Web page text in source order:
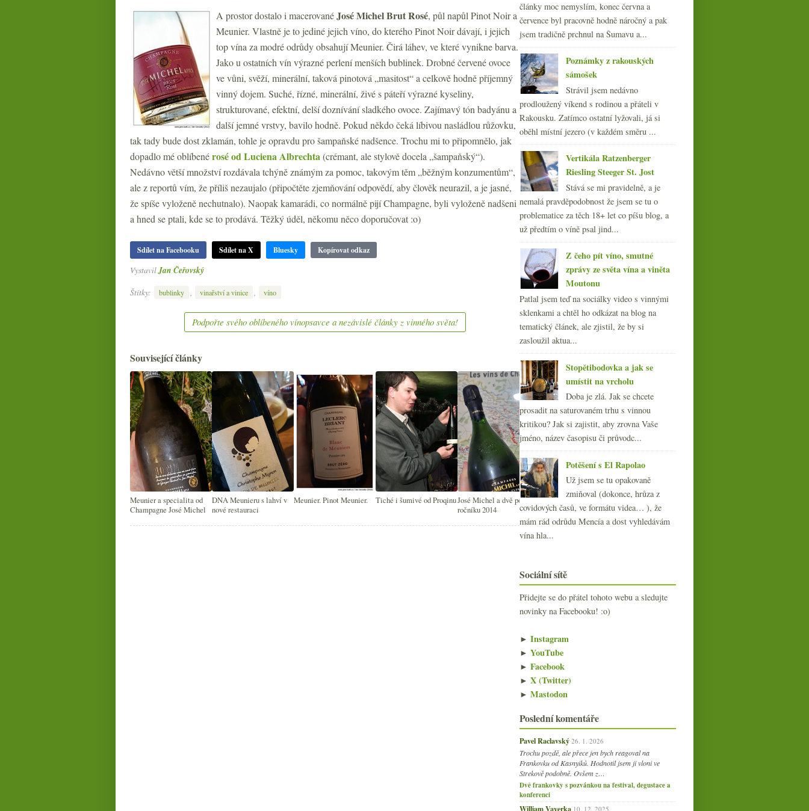
A prostor dostalo i macerovanéJosé Michel Brut Rosé, půl napůl Pinot Noir a
Meunier. Vlastně je to jediné jejich víno, do kterého Pinot Noir dávají, i jejich
top vína za modré odrůdy obsahují Meunier. Čirá láhev, ve které vynikne barva.
Jako u ostatních vín výrazné perlení menších bublinek. Drobné červené ovoce
ve vůni, svěží, minerální, taková pinotová „masitost“ a celkově hodně příjemný
vinný dojem. Suché, řízné, minerální, živé s páteří výrazné kyseliny,
strukturované, efektní, delší doznívání sladkého ovoce. Zajímavý tón badyánu a
další jemné vrstvy, bavilo hodně. Pokud někdo čeká líbivou nasládlou růžovku,
tak tady bude dost zklamán, tohle je opravdu pro šampaňské nadšence. Trochu mi to připomnělo, jak
dopadlo mé oblíbenérosé od Luciena Albrechta(crémant, ale stylově docela „šampaňský“).
Nedávno větší množství rozdávala tchýně známým za pomoc, takovým těm „běžným konzumentům“,
ale z reportů vím, že příliš nezaujalo (připočtěte zjemňování odpovědí, aby člověk neurazil, a je jasné,
že spíše vyloženě nechutnalo). Naopak kamarádi, co normálně pijí Champagne, byli vyloženě nadšeni
a hned se ptali, kde se to prodává. Těžký úděl, někomu něco doporučovat :o)
Sdílet na Facebooku Sdílet na X Bluesky Kopírovat odkaz
VystavilJan Čeřovský
Štítky:
bublinky vinařství a vinice víno
Podpořte svého oblíbeného vínopsavce a nezávislé články z vinného světa!
Související články
Meunier a specialita od
Champagne José Michel
DNA Meunieru s lahví v
nové restauraci
Meunier. Pinot Meunier. Tiché i šumivé od ProqinuJosé Michel a dvě podoby
ročníku 2014
Jahody a vyzrálé
ročníkové šumivé rosé
články moc nemyslím, konec června a
července byl pracovně hodně náročný a pak
jsem tradičně prchnul na Šumavu a...
Poznámky z rakouských
sámošek
Strávil jsem nedávno
prodloužený víkend s rodinou a přáteli v
Rakousku. Zatímco ostatní lyžovali, já si
oběhl místní jezero (v každém směru ...
Vertikála Ratzenberger
Riesling Steeger St. Jost
Stává se mi pravidelně, a je
nemalá pravděpodobnost že jsem se tu o
problematice za těch 18+ let co píšu blog, a
už předtím o víně psal jind...
Z čeho pít víno, smutné
zprávy ze světa vína a viněta
Moutonu
Patlal jsem teď na sociálky video s vinnými
sklenkami a chtěl ho odkázat na blog na
tematický článek, ale zjistil, že by si
zasloužil aktua...
Stopětibodovka a jak se
umístit na vrcholu
Doba je zlá. Jak se chcete
prosadit na saturovaném trhu s vinnou
kritikou? Jak si zajistit, aby zrovna Vaše
jméno, název časopisu či průvodc...
Potěšení s El Rapolao
Už jsem se tu opakovaně
zmiňoval (dokonce, hrůza z
covidových časů, ve formátu videa… ), že
mám rád odrůdu Mencía a dost vyhledávám
vína hla...
Sociální sítě
Přidejte se do přátel tohoto webu a sledujte
novinky na Facebooku! :o)
► Instagram
► YouTube
► Facebook
► X (Twitter)
► Mastodon
Poslední komentáře
Pavel Raclavský 26. 1. 2026
Trochu pozdě, ale přece jen bych reagoval na
Frankovku od Kasnyiků. Hodnotil jsem ji vloni ve
Strekově podobně. Ovšem z…
Dvě frankovky s pozvánkou na festival, degustace a
konferenci
William Vaverka 10. 12. 2025